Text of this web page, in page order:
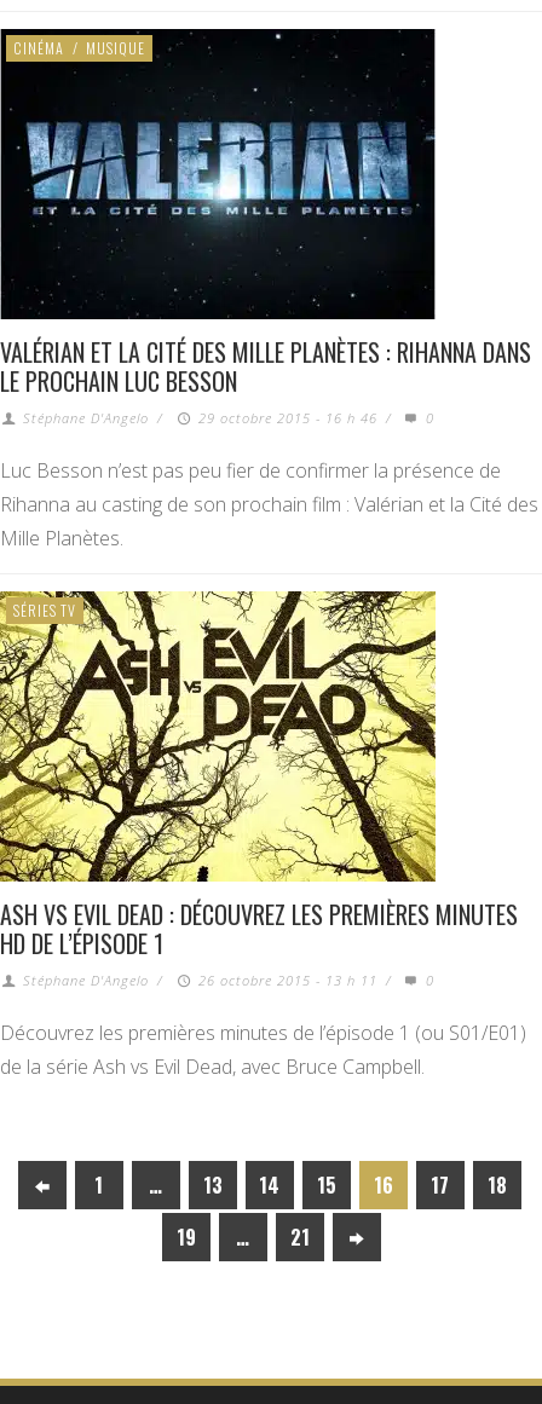
CINÉMA / MUSIQUE
VALÉRIAN ET LA CITÉ DES MILLE PLANÈTES : RIHANNA DANS
LE PROCHAIN LUC BESSON
Stéphane D'Angelo / 29 octobre 2015 - 16 h 46 / 0
Luc Besson n’est pas peu fier de confirmer la présence de
Rihanna au casting de son prochain film : Valérian et la Cité des
Mille Planètes.
SÉRIES TV
ASH VS EVIL DEAD : DÉCOUVREZ LES PREMIÈRES MINUTES
HD DE L’ÉPISODE 1
Stéphane D'Angelo / 26 octobre 2015 - 13 h 11 / 0
Découvrez les premières minutes de l’épisode 1 (ou S01/E01)
de la série Ash vs Evil Dead, avec Bruce Campbell.
1 … 13 14 15 16 17
18
19
… 21